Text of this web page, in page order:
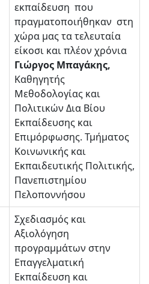
εκπαίδευση που
πραγματοποιήθηκαν στη
χώρα μας τα τελευταία
είκοσι και πλέον χρόνια
Γιώργος Μπαγάκης,
Καθηγητής
Μεθοδολογίας και
Πολιτικών Δια Βίου
Εκπαίδευσης και
Επιμόρφωσης. Τμήματος
Κοινωνικής και
Εκπαιδευτικής Πολιτικής,
Πανεπιστημίου
Πελοποννήσου
Σχεδιασμός και
Αξιολόγηση
προγραμμάτων στην
Επαγγελματική
Εκπαίδευση και